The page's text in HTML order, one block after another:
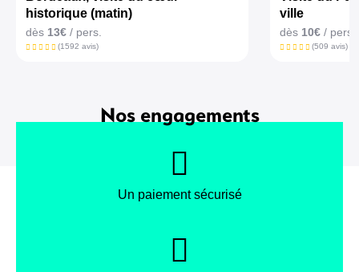
historique (matin)
dès 13€ / pers.
(1592 avis)
ville
dès 10€ / pers.
(509 avis)
Nos engagements
Un paiement sécurisé